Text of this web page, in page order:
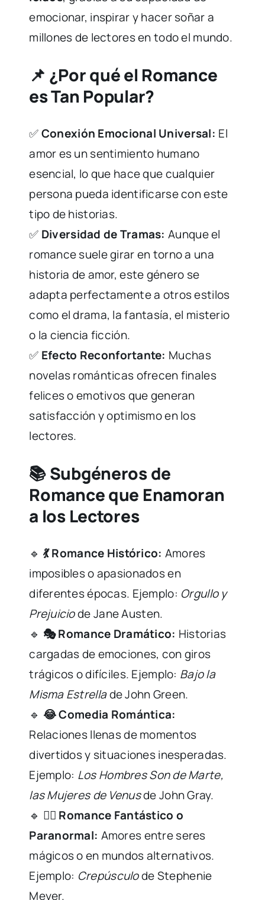
emocionar, inspirar y hacer soñar a
millones de lectores en todo el mundo.
📌 ¿Por qué el Romance
es Tan Popular?
✅Conexión Emocional Universal: El
amor es un sentimiento humano
esencial, lo que hace que cualquier
persona pueda identificarse con este
tipo de historias.
✅ Diversidad de Tramas: Aunque el
romance suele girar en torno a una
historia de amor, este género se
adapta perfectamente a otros estilos
como el drama, la fantasía, el misterio
o la ciencia ficción.
✅ Efecto Reconfortante: Muchas
novelas románticas ofrecen finales
felices o emotivos que generan
satisfacción y optimismo en los
lectores.
📚 Subgéneros de
Romance que Enamoran
a los Lectores
🔹 💃 Romance Histórico: Amores
imposibles o apasionados en
diferentes épocas. Ejemplo: Orgullo y
Prejuiciode Jane Austen.
🔹 🎭 Romance Dramático: Historias
cargadas de emociones, con giros
trágicos o difíciles. Ejemplo: Bajo la
Misma Estrellade John Green.
🔹 😂 Comedia Romántica:
Relaciones llenas de momentos
divertidos y situaciones inesperadas.
Ejemplo: Los Hombres Son de Marte,
las Mujeres de Venusde John Gray.
🔹 🧙‍♀️ Romance Fantástico o
Paranormal: Amores entre seres
mágicos o en mundos alternativos.
Ejemplo: Crepúsculode Stephenie
Meyer.